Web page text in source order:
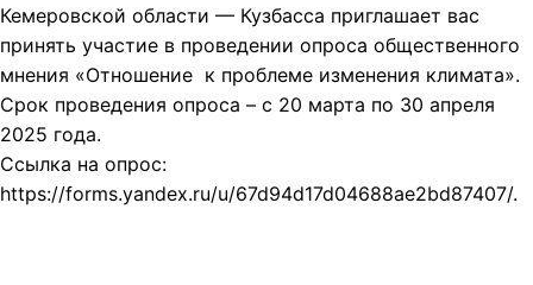
Кемеровской области — Кузбасса приглашает вас
принять участие в проведении опроса общественного
мнения «Отношение к проблеме изменения климата».
Срок проведения опроса – с 20 марта по 30 апреля
2025 года.
Ссылка на опрос:
https://forms.yandex.ru/u/67d94d17d04688ae2bd87407/.